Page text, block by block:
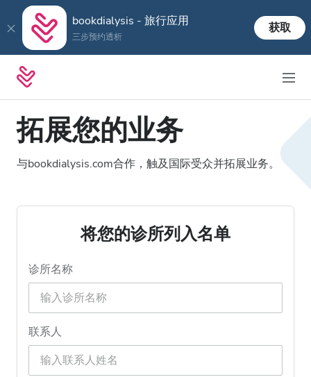
bookdialysis - 旅行应用
三步预约透析
获取
拓展您的业务
与bookdialysis.com合作，触及国际受众并拓展业务。
将您的诊所列入名单
诊所名称
联系人